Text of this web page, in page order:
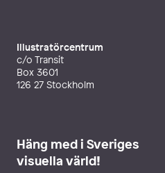
Illustratörcentrum
c/o Transit
Box 3601
126 27 Stockholm
Häng med i Sveriges
visuella värld!